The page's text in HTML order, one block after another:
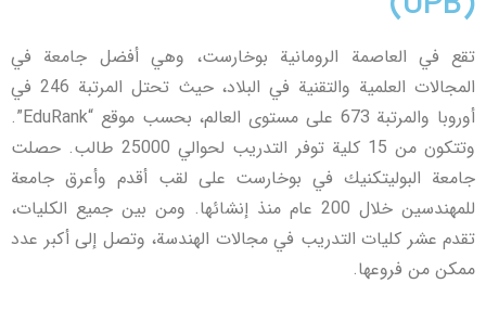
تقع في العاصمة الرومانية بوخارست، وهي أفضل جامعة في
المجالات العلمية والتقنية في البلاد، حيث تحتل المرتبة 246 في
أوروبا والمرتبة 673 على مستوى العالم، بحسب موقع “EduRank”.
وتتكون من 15 كلية توفر التدريب لحوالي 25000 طالب. حصلت
جامعة البوليتكنيك في بوخارست على لقب أقدم وأعرق جامعة
للمهندسين خلال 200 عام منذ إنشائها. ومن بين جميع الكليات،
تقدم عشر كليات التدريب في مجالات الهندسة، وتصل إلى أكبر عدد
ممكن من فروعها.